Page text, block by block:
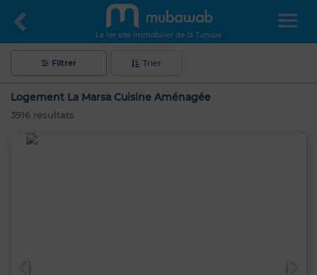
Le 1er site immobilier de la Tunisie
Filtrer Trier
Logement La Marsa Cuisine Aménagée
3916 résultats